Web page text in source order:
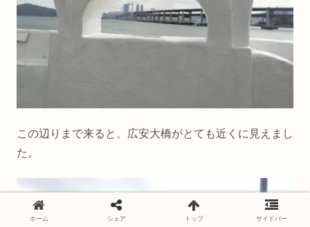
この辺りまで来ると、広安大橋がとても近くに見えまし
た。
ホーム シェア トップ サイドバー